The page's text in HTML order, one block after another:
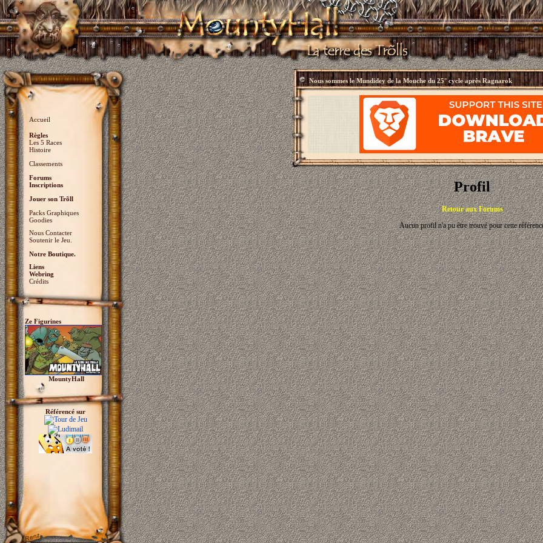
Accueil
Règles
Les 5 Races
Histoire
Classements
Forums
Inscriptions
Jouer son Trõll
Packs Graphiques
Goodies
Nous Contacter
Soutenir le Jeu.
Notre Boutique.
Liens
Webring
Crédits
Ze Figurines
MountyHall
Référencé sur
Nous sommes leMundidey de la Mouche du 25° cycle après Ragnarok
Profil
Retour aux Forums
Aucun profil n'a pu être trouvé pour cette